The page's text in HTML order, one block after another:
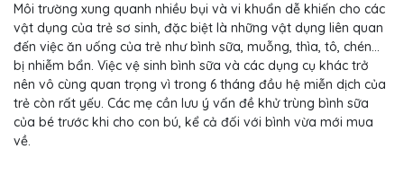
Môi trường xung quanh nhiều bụi và vi khuẩn dễ khiến cho các
vật dụng của trẻ sơ sinh, đặc biệt là những vật dụng liên quan
đến việc ăn uống của trẻ như bình sữa, muỗng, thìa, tô, chén…
bị nhiễm bẩn. Việc vệ sinh bình sữa và các dụng cụ khác trở
nên vô cùng quan trọng vì trong 6 tháng đầu hệ miễn dịch của
trẻ còn rất yếu. Các mẹ cần lưu ý vấn đề khử trùng bình sữa
của bé trước khi cho con bú, kể cả đối với bình vừa mới mua
về.